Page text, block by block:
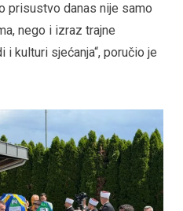
prisustvo danas nije samo
nego i izraz trajne
kulturi sjećanja“, poručio je